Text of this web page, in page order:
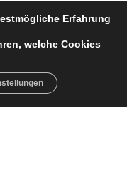
Erfahrung
welche Cookies